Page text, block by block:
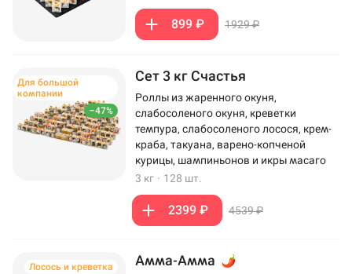
899 ₽ 1929 ₽
–47%
Для большой
компании
Сет 3 кг Счастья
Роллы из жаренного окуня,
слабосоленого окуня, креветки
темпура, слабосоленого лосося, крем-
краба, такуана, варено-копченой
курицы, шампиньонов и икры масаго
3 кг · 128 шт.
2399 ₽ 4539 ₽
Лосось и креветка Амма-Амма